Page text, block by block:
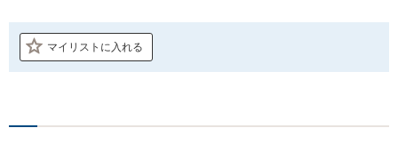
マイリストに入れる